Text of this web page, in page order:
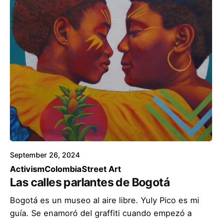
September 26, 2024
ActivismColombiaStreet Art
Las calles parlantes de Bogotá
Bogotá es un museo al aire libre. Yuly Pico es mi
guía. Se enamoró del graffiti cuando empezó a